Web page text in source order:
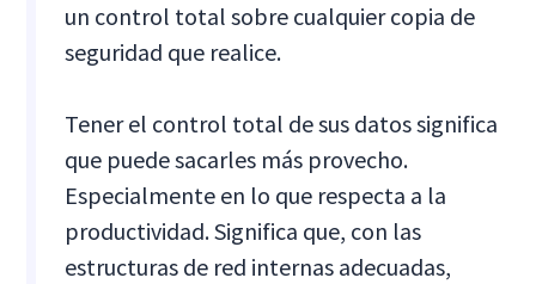
un control total sobre cualquier copia de
seguridad que realice.
Tener el control total de sus datos significa
que puede sacarles más provecho.
Especialmente en lo que respecta a la
productividad. Significa que, con las
estructuras de red internas adecuadas,